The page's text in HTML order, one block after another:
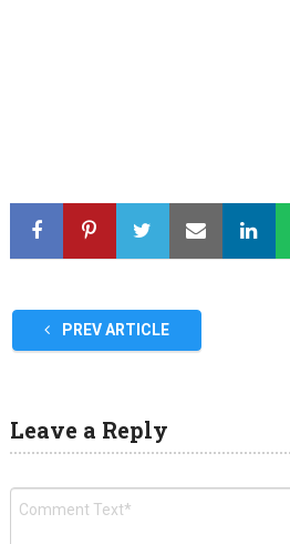
PREV ARTICLE
Leave a Reply